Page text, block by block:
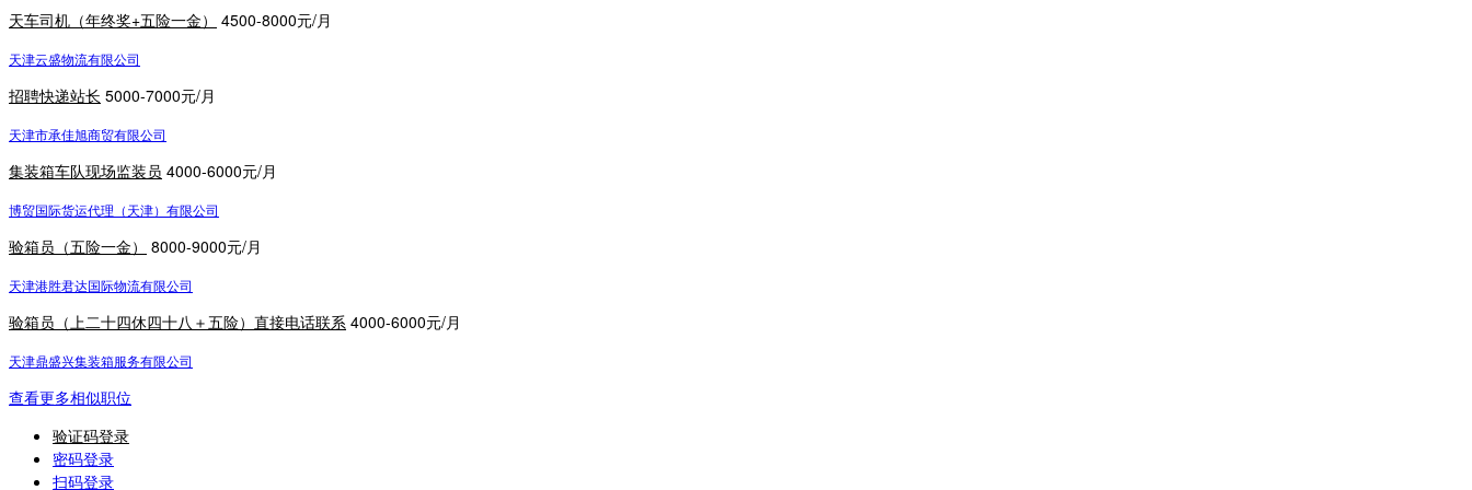
天车司机（年终奖+五险一金） 4500-8000元/月
天津云盛物流有限公司
招聘快递站长 5000-7000元/月
天津市承佳旭商贸有限公司
集装箱车队现场监装员 4000-6000元/月
博贸国际货运代理（天津）有限公司
验箱员（五险一金） 8000-9000元/月
天津港胜君达国际物流有限公司
验箱员（上二十四休四十八＋五险）直接电话联系 4000-6000元/月
天津鼎盛兴集装箱服务有限公司
查看更多相似职位
验证码登录
密码登录
扫码登录